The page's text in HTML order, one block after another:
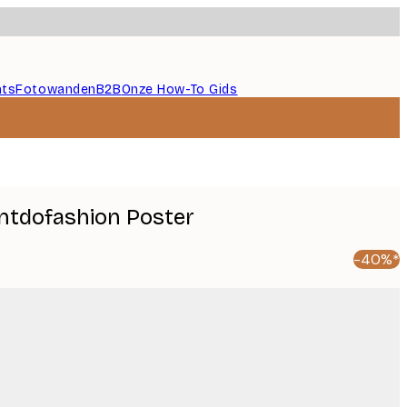
FotowandenB2BOnze How-To Gids
Poster
-40%*